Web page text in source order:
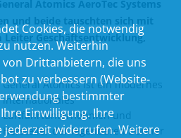
Atomics AeroTec Systems
und beide tauschten sich mit
Leiter Geschäftsentwicklung,
General Atomics ist ein modernes
internationales
Luftfahrtunternehmen und
Hersteller der legendären Dornier
Cookies, die notwendig
nutzen. Weiterhin
Drittanbietern, die uns
zu verbessern (Website-
bestimmter
Einwilligung. Ihre
jederzeit widerrufen. Weitere